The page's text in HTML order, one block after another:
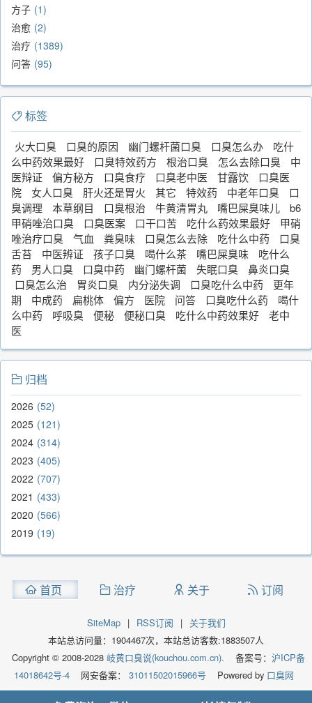
方子 1
治愈 2
治疗 1389
问答 95
标签
火大口臭 口臭的原因 幽门螺杆菌口臭 口臭怎么办
吃什
么中药效果最好
口臭特效药方 根治口臭 怎么去除口臭
中
医辩证
偏方秘方 口臭食疗 口臭老中医 甘露饮
口臭医
院
女人口臭 肝火还是胃火 其它 特效药 中老年口臭
口
臭调理
本草纲目 口臭根治 牛黄清胃丸 嘴巴屎臭味儿
b6
甲硝唑治口臭
口臭医案 口干口苦 吃什么药效果最好
甲硝
唑治疗口臭
气血 粪臭味 口臭怎么去除 吃什么中药
口臭
舌苔
中医辨证 孩子口臭 喝什么茶 嘴巴屎臭味
吃什么
药
男人口臭 口臭中药 幽门螺杆菌 失眠口臭
鼻炎口臭
口臭怎么治
胃炎口臭 内分泌失调 口臭吃什么中药
更年
期
中成药 扁桃体 偏方 医院 问答 口臭吃什么药
喝什
么中药
呼吸臭 便秘 便秘口臭 吃什么中药效果好
老中
医
归档
2026 52
2025 121
2024 314
2023 405
2022 707
2021
433
2020 566
2019 19
首页 治疗 关于 订阅
SiteMap | RSS订阅 |
关于我们
本站总访问量： 1904467次，本站总访客数:1883507人
Copyright © 2008-2028 岐黄口臭说(kouchou.com.cn). 备案号： 沪ICP备
14018642号-4
网安备案： 31011502015966号 Powered by 口臭网